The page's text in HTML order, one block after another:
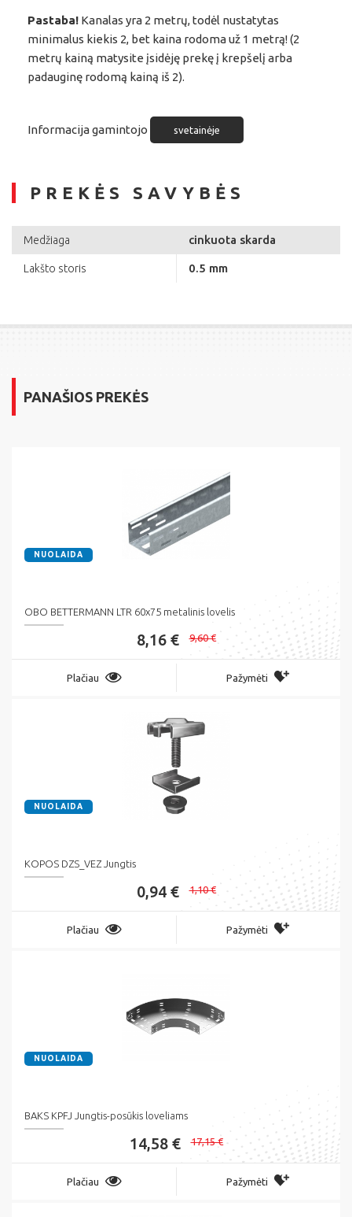
Pastaba! Kanalas yra 2 metrų, todėl nustatytas
minimalus kiekis 2, bet kaina rodoma už 1 metrą! (2
metrų kainą matysite įsidėję prekę į krepšelį arba
padauginę rodomą kainą iš 2).
Informacija gamintojo svetainėje
PREKĖS SAVYBĖS
Medžiaga cinkuota skarda
Lakšto storis 0.5 mm
PANAŠIOS PREKĖS
NUOLAIDA
OBO BETTERMANN LTR 60x75 metalinis lovelis
8,16 € 9,60 €
Plačiau Pažymėti
NUOLAIDA
KOPOS DZS_VEZ Jungtis
0,94 € 1,10 €
Plačiau Pažymėti
NUOLAIDA
BAKS KPFJ Jungtis-posūkis loveliams
14,58 € 17,15 €
Plačiau Pažymėti